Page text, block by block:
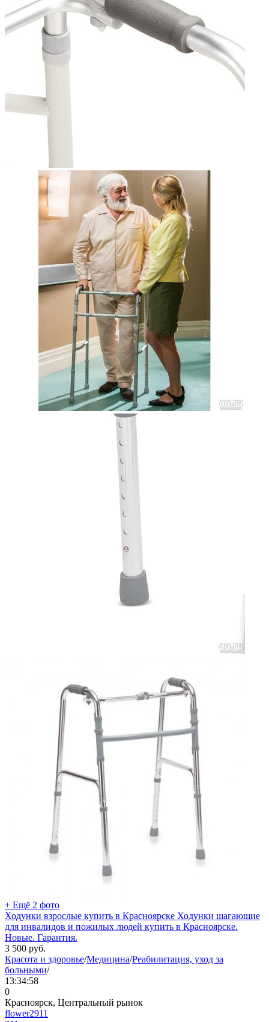
+ Ещё 2 фото
Ходунки взрослые купить в Красноярске Ходунки шагающие
для инвалидов и пожилых людей купить в Красноярске.
Новые. Гарантия.
3 500 руб.
Красота и здоровье/Медицина/Реабилитация, уход за
больными/
13:34:58
0
Красноярск, Центральный рынок
flower2911